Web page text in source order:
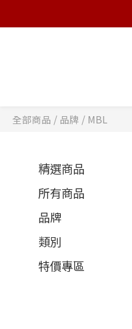
全部商品 / 品牌 / MBL
精選商品
所有商品
品牌
類別
特價專區